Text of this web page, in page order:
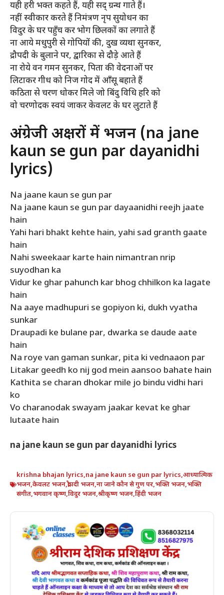
यही हरी भक्त कहते हैं, यही सद् ग्रन्थ गाते हैं।
नहीं स्वीकार करते हैं निमंत्रण नृप सुयोधन का
विदुर के घर पहुँच कर भोग छिलकों का लगाते हैं
ना आये मधुपुरी से गोपियों की, दुख व्यथा सुनकर,
द्रौपदी के बुलाने पर, द्वारिका से दौड़े आते हैं
ना रोये वन गमन सुनकर, पिता की वेदनाओं पर
लिटाकर गीध को निज गोद में आँसू बहाते हैं
कठिता से चरण धोकर मिले जो बिंदु विधि हरि को
वो चरणोदक स्वयं जाकर केवलट के घर लुटाते हैं
अंग्रेजी अक्षरों में भजन (na jane
kaun se gun par dayanidhi
lyrics)
Na jaane kaun se gun par
Na jaane kaun se gun par dayaanidhi reejh jaate
hain
Yahi hari bhakt kehte hain, yahi sad granth gaate
hain
Nahi sweekaar karte hain nimantran nrip
suyodhan ka
Vidur ke ghar pahunch kar bhog chhilkon ka lagate
hain
Na aaye madhupuri se gopiyon ki, dukh vyatha
sunkar
Draupadi ke bulane par, dwarka se daude aate
hain
Na roye van gaman sunkar, pita ki vednaaon par
Litakar geedh ko nij god mein aansoo bahate hain
Kathita se charan dhokar mile jo bindu vidhi hari
ko
Vo charanodak swayam jaakar kevat ke ghar
lutaate hain
na jane kaun se gun par dayanidhi lyrics
krishna bhajan lyrics,na jane kaun se gun par lyrics,आध्यात्मिक
भजन,केवलट भजन,द्रौपदी भजन,ना जाने कौन से गुण पर,भक्ति भजन,भक्ति
संगीत,भगवान कृष्ण,विदुर भजन,श्रीकृष्ण भजन,हिंदी भजन